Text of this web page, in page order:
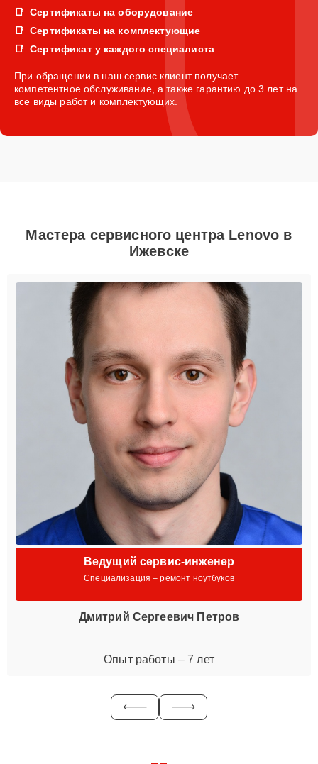
Сертификаты на оборудование
Сертификаты на комплектующие
Сертификат у каждого специалиста
При обращении в наш сервис клиент получает
компетентное обслуживание, а также гарантию до 3 лет на
все виды работ и комплектующих.
Мастера сервисного центра Lenovo в
Ижевске
Ведущий сервис-инженер
Специализация – ремонт ноутбуков
Дмитрий Сергеевич Петров
Опыт работы – 7 лет